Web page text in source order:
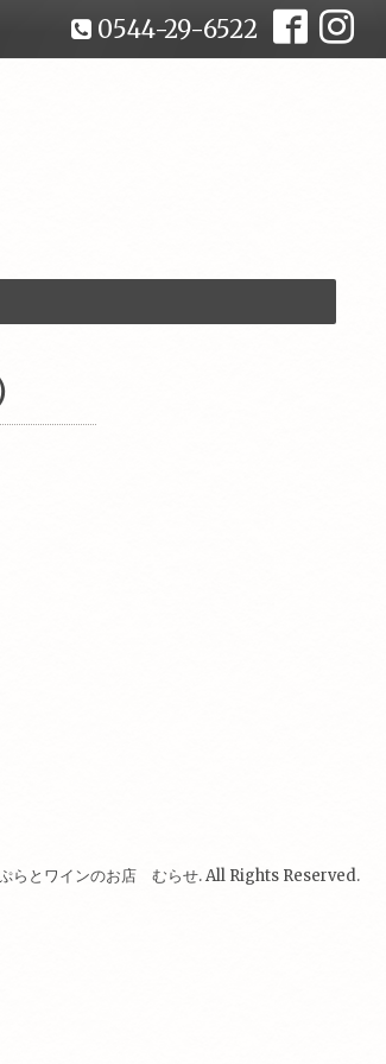
0544-29-6522
らとワインのお店 むらせ. All Rights Reserved.